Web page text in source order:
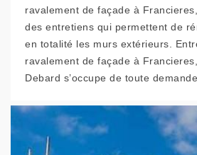
ravalement de façade à
des entretiens qui permettent de
en totalité les murs extérieurs.
ravalement de façade à
Debard s’occupe de toute demande.